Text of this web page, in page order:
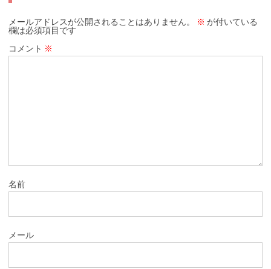
メールアドレスが公開されることはありません。 ※ が付いている
欄は必須項目です
コメント ※
名前
メール